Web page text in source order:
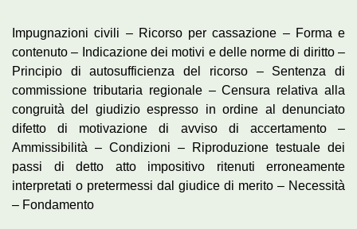
Impugnazioni civili – Ricorso per cassazione – Forma e
contenuto – Indicazione dei motivi e delle norme di diritto –
Principio di autosufficienza del ricorso – Sentenza di
commissione tributaria regionale – Censura relativa alla
congruità del giudizio espresso in ordine al denunciato
difetto di motivazione di avviso di accertamento –
Ammissibilità – Condizioni – Riproduzione testuale dei
passi di detto atto impositivo ritenuti erroneamente
interpretati o pretermessi dal giudice di merito – Necessità
– Fondamento